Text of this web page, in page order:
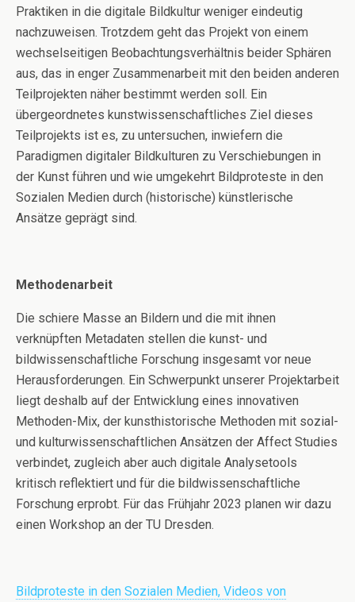
Praktiken in die digitale Bildkultur weniger eindeutig
nachzuweisen. Trotzdem geht das Projekt von einem
wechselseitigen Beobachtungsverhältnis beider Sphären
aus, das in enger Zusammenarbeit mit den beiden anderen
Teilprojekten näher bestimmt werden soll. Ein
übergeordnetes kunstwissenschaftliches Ziel dieses
Teilprojekts ist es, zu untersuchen, inwiefern die
Paradigmen digitaler Bildkulturen zu Verschiebungen in
der Kunst führen und wie umgekehrt Bildproteste in den
Sozialen Medien durch (historische) künstlerische
Ansätze geprägt sind.
Methodenarbeit
Die schiere Masse an Bildern und die mit ihnen
verknüpften Metadaten stellen die kunst- und
bildwissenschaftliche Forschung insgesamt vor neue
Herausforderungen. Ein Schwerpunkt unserer Projektarbeit
liegt deshalb auf der Entwicklung eines innovativen
Methoden-Mix, der kunsthistorische Methoden mit sozial-
und kulturwissenschaftlichen Ansätzen der Affect Studies
verbindet, zugleich aber auch digitale Analysetools
kritisch reflektiert und für die bildwissenschaftliche
Forschung erprobt. Für das Frühjahr 2023 planen wir dazu
einen Workshop an der TU Dresden.
Bildproteste in den Sozialen Medien, Videos von